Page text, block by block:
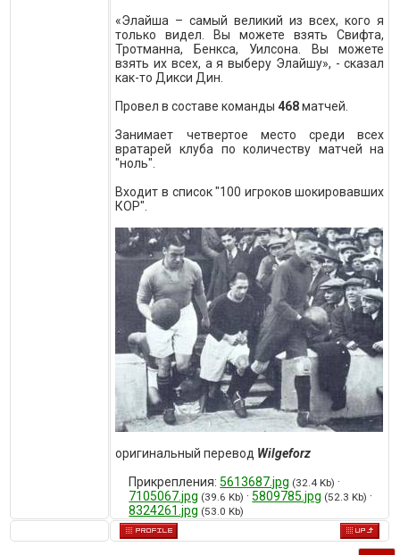
«Элайша – самый великий из всех, кого я
только видел. Вы можете взять Свифта,
Тротманна, Бенкса, Уилсона. Вы можете
взять их всех, а я выберу Элайшу», - сказал
как-то Дикси Дин.
Провел в составе команды468матчей.
Занимает четвертое место среди всех
вратарей клуба по количеству матчей на
"ноль".
Входит в список "100 игроков шокировавших
КОР".
оригинальный перевод Wilgeforz
Прикрепления:5613687.jpg (32.4 Kb) ·
7105067.jpg (39.6 Kb) ·5809785.jpg (52.3 Kb) ·
8324261.jpg (53.0 Kb)